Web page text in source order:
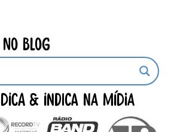
no blog
& indica na Mídia